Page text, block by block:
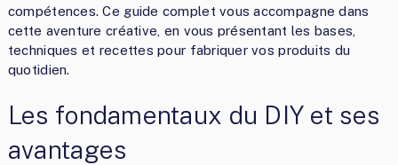
compétences. Ce guide complet vous accompagne dans
cette aventure créative, en vous présentant les bases,
techniques et recettes pour fabriquer vos produits du
quotidien.
Les fondamentaux du DIY et ses
avantages